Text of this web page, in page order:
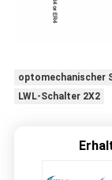
optomechanischer
LWL-Schalter 2X2